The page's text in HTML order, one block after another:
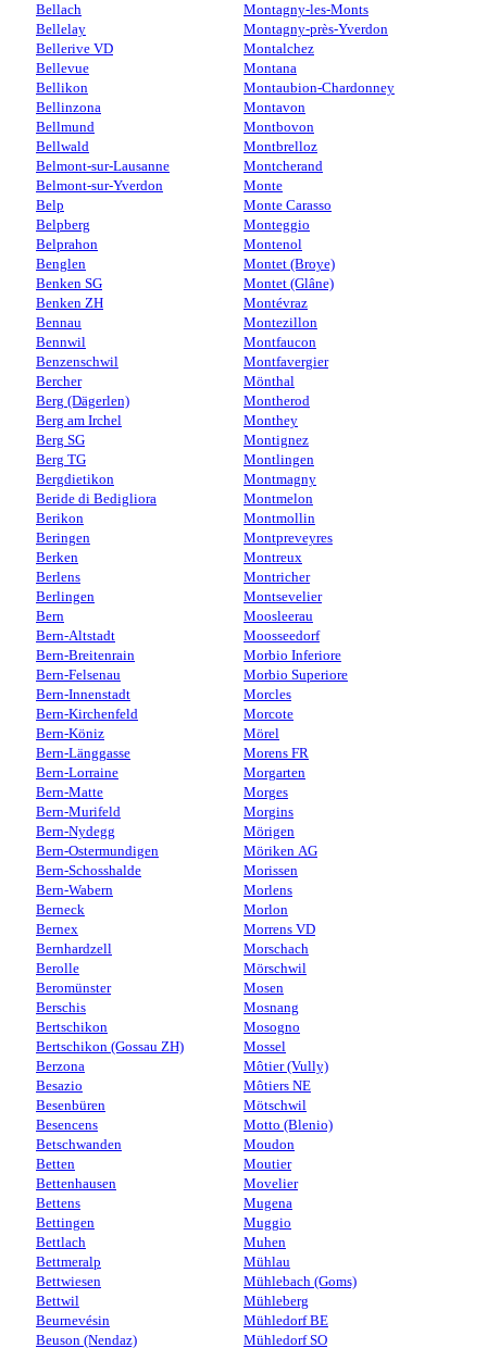
Bellach
Bellelay
Bellerive VD
Bellevue
Bellikon
Bellinzona
Bellmund
Bellwald
Belmont-sur-Lausanne
Belmont-sur-Yverdon
Belp
Belpberg
Belprahon
Benglen
Benken SG
Benken ZH
Bennau
Bennwil
Benzenschwil
Bercher
Berg (Dägerlen)
Berg am Irchel
Berg SG
Berg TG
Bergdietikon
Beride di Bedigliora
Berikon
Beringen
Berken
Berlens
Berlingen
Bern
Bern-Altstadt
Bern-Breitenrain
Bern-Felsenau
Bern-Innenstadt
Bern-Kirchenfeld
Bern-Köniz
Bern-Länggasse
Bern-Lorraine
Bern-Matte
Bern-Murifeld
Bern-Nydegg
Bern-Ostermundigen
Bern-Schosshalde
Bern-Wabern
Berneck
Bernex
Bernhardzell
Berolle
Beromünster
Berschis
Bertschikon
Bertschikon (Gossau ZH)
Berzona
Besazio
Besenbüren
Besencens
Betschwanden
Betten
Bettenhausen
Bettens
Bettingen
Bettlach
Bettmeralp
Bettwiesen
Bettwil
Beurnevésin
Beuson (Nendaz)
Montagny-les-Monts
Montagny-près-Yverdon
Montalchez
Montana
Montaubion-Chardonney
Montavon
Montbovon
Montbrelloz
Montcherand
Monte
Monte Carasso
Monteggio
Montenol
Montet (Broye)
Montet (Glâne)
Montévraz
Montezillon
Montfaucon
Montfavergier
Mönthal
Montherod
Monthey
Montignez
Montlingen
Montmagny
Montmelon
Montmollin
Montpreveyres
Montreux
Montricher
Montsevelier
Moosleerau
Moosseedorf
Morbio Inferiore
Morbio Superiore
Morcles
Morcote
Mörel
Morens FR
Morgarten
Morges
Morgins
Mörigen
Möriken AG
Morissen
Morlens
Morlon
Morrens VD
Morschach
Mörschwil
Mosen
Mosnang
Mosogno
Mossel
Môtier (Vully)
Môtiers NE
Mötschwil
Motto (Blenio)
Moudon
Moutier
Movelier
Mugena
Muggio
Muhen
Mühlau
Mühlebach (Goms)
Mühleberg
Mühledorf BE
Mühledorf SO